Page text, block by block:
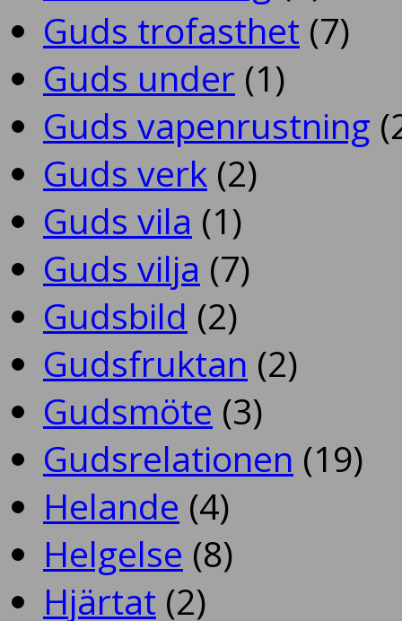
Guds trofasthet (7)
Guds under (1)
Guds vapenrustning
Guds verk (2)
Guds vila (1)
Guds vilja (7)
Gudsbild (2)
Gudsfruktan (2)
Gudsmöte (3)
Gudsrelationen (19)
Helande (4)
Helgelse (8)
Hjärtat (2)